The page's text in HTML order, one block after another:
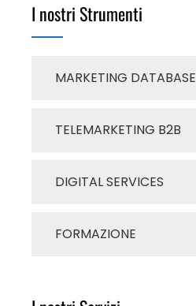
I nostri Strumenti
MARKETING DATABASE
TELEMARKETING B2B
DIGITAL SERVICES
FORMAZIONE